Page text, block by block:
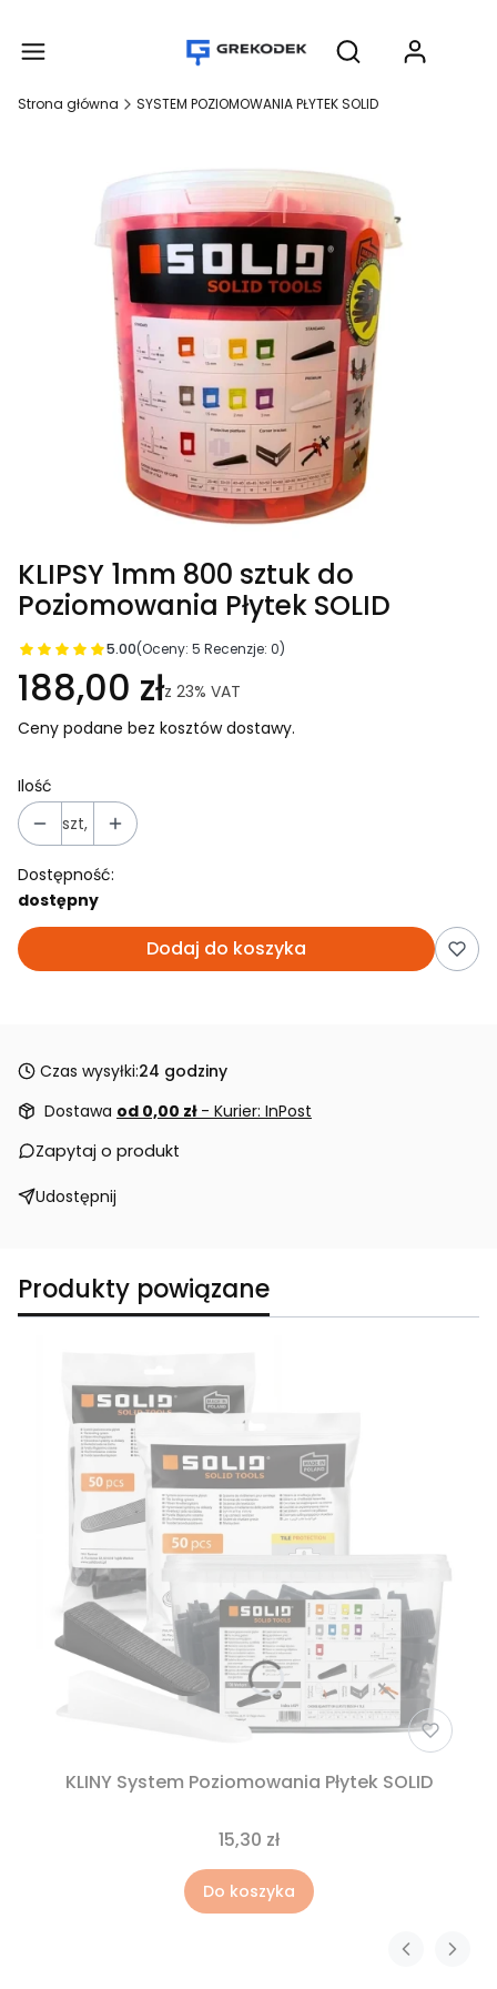
Otwórz
Strona główna SYSTEM POZIOMOWANIA PŁYTEK SOLID
KLIPSY 1mm 800 sztuk do
Poziomowania Płytek SOLID
5.00(Oceny: 5 Recenzje: 0)
188,00 złz 23% VAT
Ceny podane bez kosztów dostawy.
Ilość
szt,
Dostępność:
dostępny
Dodaj do koszyka
Czas wysyłki:24 godziny
Dostawa od 0,00 zł - Kurier: InPost
Zapytaj o produkt
Udostępnij
Produkty powiązane
KLINY System Poziomowania Płytek SOLID
15,30 zł
Do koszyka